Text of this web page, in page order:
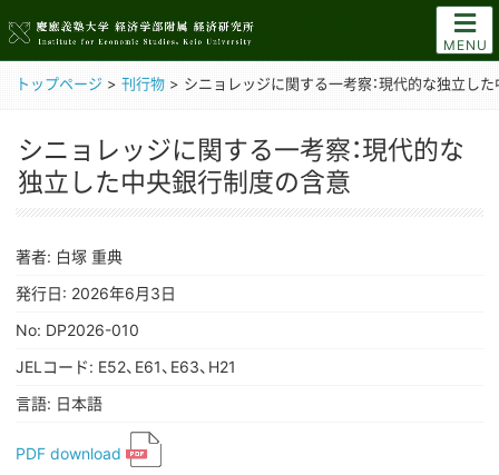
MENU
トップページ > 刊行物 > シニョレッジに関する一考察：現代的な独立し
シニョレッジに関する一考察：現代的な
独立した中央銀行制度の含意
著者: 白塚 重典
発行日: 2026年6月3日
No: DP2026-010
JELコード: E52、E61、E63、H21
言語: 日本語
PDF download